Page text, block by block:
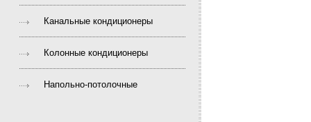
Канальные кондиционеры
Колонные кондиционеры
Напольно-потолочные